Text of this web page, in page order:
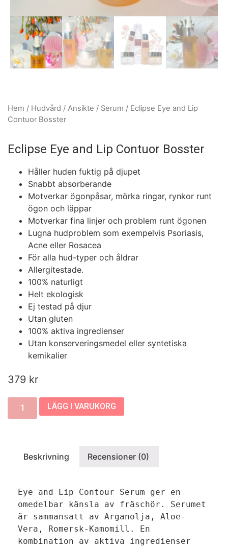
Hem / Hudvård / Ansikte / Serum / Eclipse Eye and Lip
Contuor Bosster
Eclipse Eye and Lip Contuor Bosster
Håller huden fuktig på djupet
Snabbt absorberande
Motverkar ögonpåsar, mörka ringar, rynkor runt
ögon och läppar
Motverkar fina linjer och problem runt ögonen
Lugna hudproblem som exempelvis Psoriasis,
Acne eller Rosacea
För alla hud-typer och åldrar
Allergitestade.
100% naturligt
Helt ekologisk
Ej testad på djur
Utan gluten
100% aktiva ingredienser
Utan konserveringsmedel eller syntetiska
kemikalier
379 kr
LÄGG I VARUKORG
Beskrivning Recensioner (0)
Eye and Lip Contour Serum ger en
omedelbar känsla av fräschör. Serumet
är sammansatt av Arganolja, Aloe-
Vera, Romersk-Kamomill. En
kombination av aktiva ingredienser